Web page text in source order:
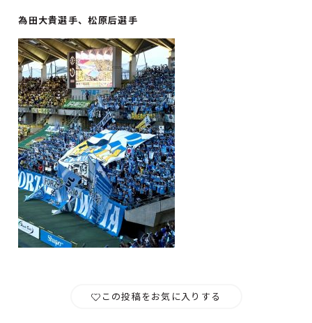
為田大貴選手、松原后選手
この投稿をお気に入りする